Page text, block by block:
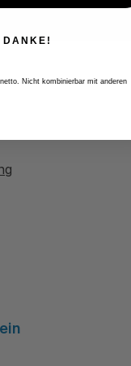
DANKE!
Nicht kombinierbar mit anderen